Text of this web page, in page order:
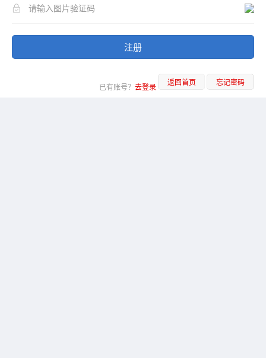
注册
已有账号？ 去登录 返回首页 忘记密码